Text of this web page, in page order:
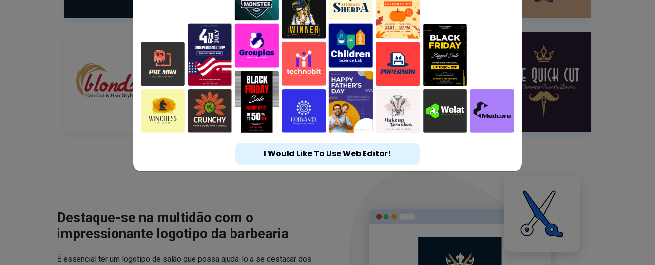
Destaque-se na multidão com o
impressionante logotipo da barbearia
É essencial ter um logotipo de salão que possa ajudá-lo a se destacar dos
I Would Like To Use Web Editor!